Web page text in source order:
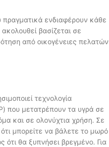
ενδιαφέρουν κάθε
βασίζεται σε
από οικογένειες πελατών
τεχνολογία
που μετατρέπουν τα υγρά σε
και σε ολονύχτια χρήση. Σε
μπορείτε να βάλετε το μωρό
ότι θα ξυπνήσει βρεγμένο. Για